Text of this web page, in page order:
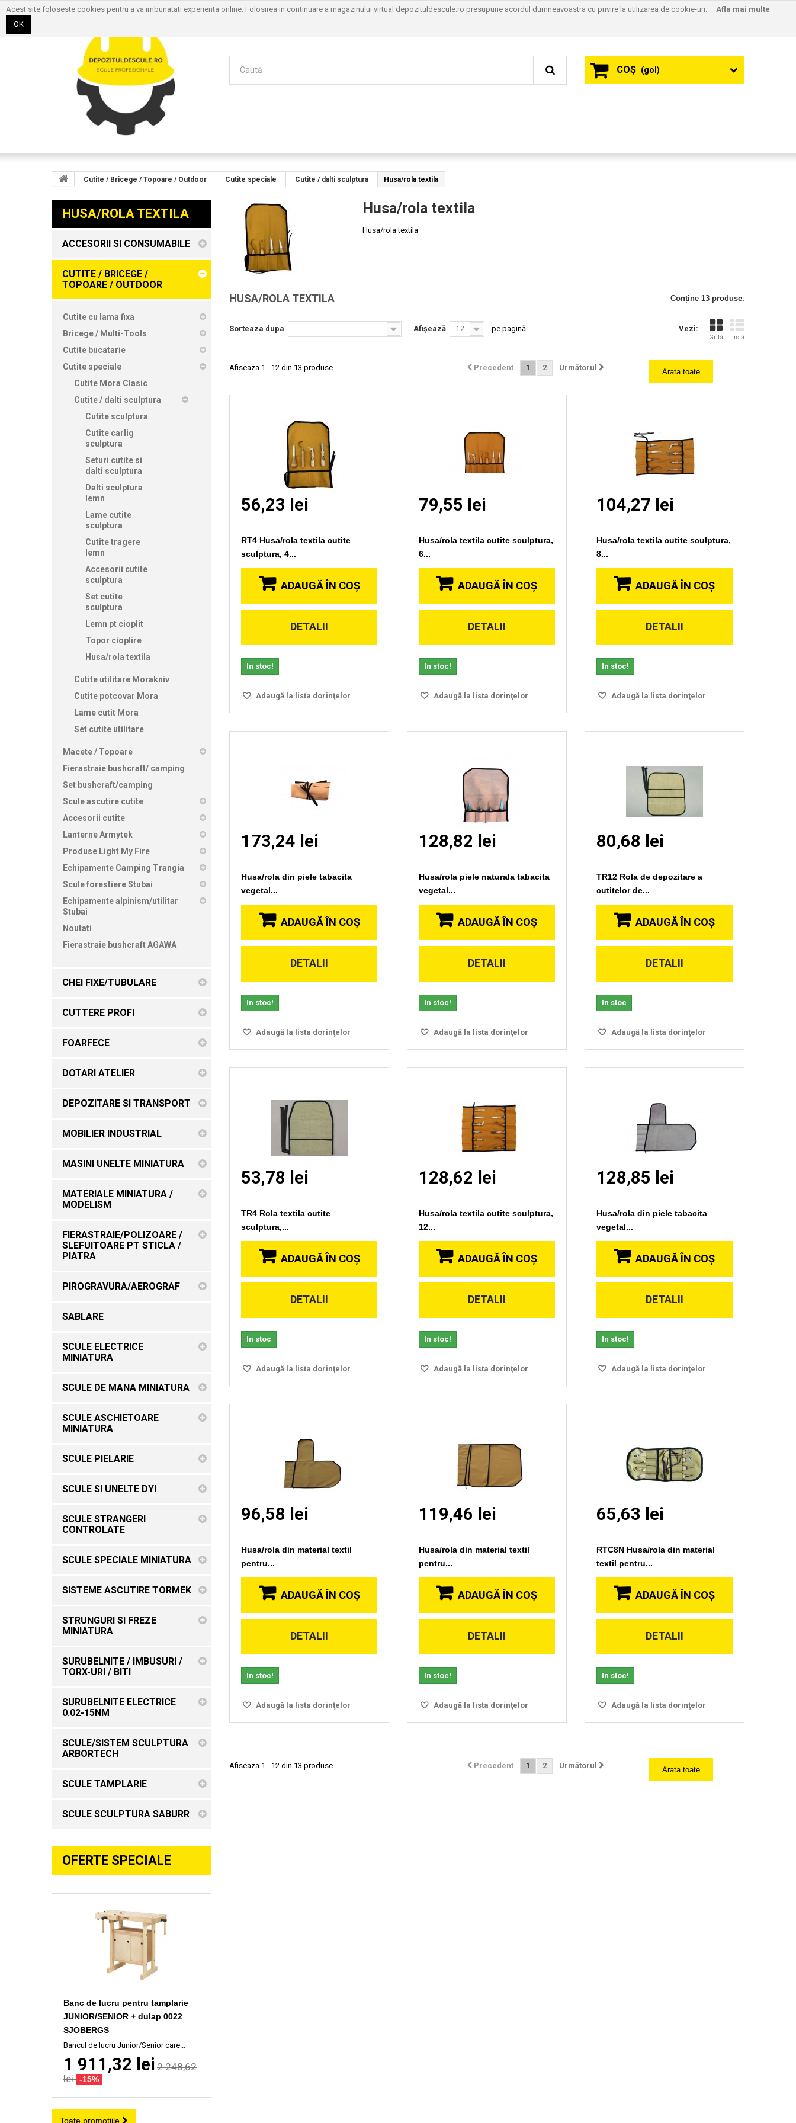
COŞ (gol)
Cutite / Bricege / Topoare / Outdoor Cutite speciale Cutite / dalti sculptura Husa/rola textila
HUSA/ROLA TEXTILA
ACCESORII SI CONSUMABILE
CUTITE / BRICEGE /
TOPOARE / OUTDOOR
Cutite cu lama fixa
Bricege / Multi-Tools
Cutite bucatarie
Cutite speciale
Cutite Mora Clasic
Cutite / dalti sculptura
Cutite sculptura
Cutite carlig
sculptura
Seturi cutite si
dalti sculptura
Dalti sculptura
lemn
Lame cutite
sculptura
Cutite tragere
lemn
Accesorii cutite
sculptura
Set cutite
sculptura
Lemn pt cioplit
Topor cioplire
Husa/rola textila
Cutite utilitare Morakniv
Cutite potcovar Mora
Lame cutit Mora
Set cutite utilitare
Macete / Topoare
Fierastraie bushcraft/ camping
Set bushcraft/camping
Scule ascutire cutite
Accesorii cutite
Lanterne Armytek
Produse Light My Fire
Echipamente Camping Trangia
Scule forestiere Stubai
Echipamente alpinism/utilitar
Stubai
Noutati
Fierastraie bushcraft AGAWA
CHEI FIXE/TUBULARE
CUTTERE PROFI
FOARFECE
DOTARI ATELIER
DEPOZITARE SI TRANSPORT
MOBILIER INDUSTRIAL
MASINI UNELTE MINIATURA
MATERIALE MINIATURA /
MODELISM
FIERASTRAIE/POLIZOARE /
SLEFUITOARE PT STICLA /
PIATRA
PIROGRAVURA/AEROGRAF
SABLARE
SCULE ELECTRICE
MINIATURA
SCULE DE MANA MINIATURA
SCULE ASCHIETOARE
MINIATURA
SCULE PIELARIE
SCULE SI UNELTE DYI
SCULE STRANGERI
CONTROLATE
SCULE SPECIALE MINIATURA
SISTEME ASCUTIRE TORMEK
STRUNGURI SI FREZE
MINIATURA
SURUBELNITE / IMBUSURI /
TORX-URI / BITI
SURUBELNITE ELECTRICE
0.02-15NM
SCULE/SISTEM SCULPTURA
ARBORTECH
SCULE TAMPLARIE
SCULE SCULPTURA SABURR
OFERTE SPECIALE
Banc de lucru pentru tamplarie
JUNIOR/SENIOR + dulap 0022
SJOBERGS
Bancul de lucru Junior/Senior care...
1 911,32 lei 2 248,62
lei -15%
Toate promoțiile
Husa/rola textila
Husa/rola textila
HUSA/ROLA TEXTILA Conține 13 produse.
Vezi:
Grilă Listă
Sorteaza dupa -- Afișează 12 pe pagină
Arata toate
Precedent 1 2 Următorul
Afiseaza 1 - 12 din 13 produse
Vizionare
56,23 lei
RT4 Husa/rola textila cutite
sculptura, 4...
ADAUGĂ ÎN COŞ
DETALII
In stoc!
Adaugă la lista dorinţelor
79,55 lei
Husa/rola textila cutite sculptura,
6...
ADAUGĂ ÎN COŞ
DETALII
In stoc!
Adaugă la lista dorinţelor
Vizionare
104,27 lei
Husa/rola textila cutite sculptura,
8...
ADAUGĂ ÎN COŞ
DETALII
In stoc!
Adaugă la lista dorinţelor
Vizionare
173,24 lei
Husa/rola din piele tabacita
vegetal...
ADAUGĂ ÎN COŞ
DETALII
In stoc!
Adaugă la lista dorinţelor
Vizionare
128,82 lei
Husa/rola piele naturala tabacita
vegetal...
ADAUGĂ ÎN COŞ
DETALII
In stoc!
Adaugă la lista dorinţelor
Vizionare
80,68 lei
TR12 Rola de depozitare a
cutitelor de...
ADAUGĂ ÎN COŞ
DETALII
In stoc
Adaugă la lista dorinţelor
Vizionare
53,78 lei
TR4 Rola textila cutite
sculptura,...
ADAUGĂ ÎN COŞ
DETALII
In stoc
Adaugă la lista dorinţelor
Vizionare
128,62 lei
Husa/rola textila cutite sculptura,
12...
ADAUGĂ ÎN COŞ
DETALII
In stoc!
Adaugă la lista dorinţelor
Vizionare
128,85 lei
Husa/rola din piele tabacita
vegetal...
ADAUGĂ ÎN COŞ
DETALII
In stoc!
Adaugă la lista dorinţelor
Vizionare
96,58 lei
Husa/rola din material textil
pentru...
ADAUGĂ ÎN COŞ
DETALII
In stoc!
Adaugă la lista dorinţelor
Vizionare
119,46 lei
Husa/rola din material textil
pentru...
ADAUGĂ ÎN COŞ
DETALII
In stoc!
Adaugă la lista dorinţelor
Vizionare
65,63 lei
RTC8N Husa/rola din material
textil pentru...
ADAUGĂ ÎN COŞ
DETALII
In stoc!
Adaugă la lista dorinţelor
Arata toate
Precedent 1 2 Următorul
Afiseaza 1 - 12 din 13 produse
Acest site foloseste cookies pentru a va imbunatati experienta online. Folosirea in continuare a magazinului virtual depozituldescule.ro presupune acordul dumneavoastra cu privire la utilizarea de cookie-uri. Afla mai multe
OK